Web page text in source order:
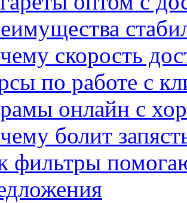
скорость
по работе с
онлайн с
болит
фильтры